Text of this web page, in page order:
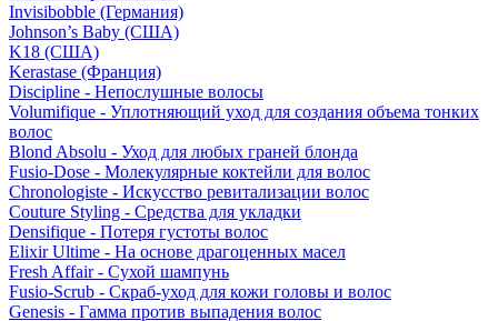
Invisibobble (Германия)
Johnson’s Baby (США)
K18 (США)
Kerastase (Франция)
Discipline - Непослушные волосы
Volumifique - Уплотняющий уход для создания объема тонких
волос
Blond Absolu - Уход для любых граней блонда
Fusio-Dose - Молекулярные коктейли для волос
Chronologiste - Искусство ревитализации волос
Couture Styling - Средства для укладки
Densifique - Потеря густоты волос
Elixir Ultime - На основе драгоценных масел
Fresh Affair - Сухой шампунь
Fusio-Scrub - Скраб-уход для кожи головы и волос
Genesis - Гамма против выпадения волос